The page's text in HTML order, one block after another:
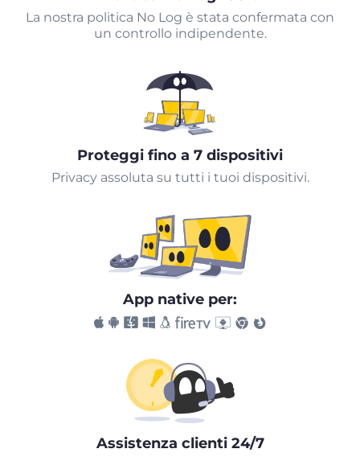
La nostra politica No Log è stata confermata con
un controllo indipendente.
Proteggi fino a 7 dispositivi
Privacy assoluta su tutti i tuoi dispositivi.
App native per:
Assistenza clienti 24/7